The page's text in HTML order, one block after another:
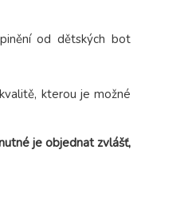
od dětských bot
kterou je možné
je objednat zvlášť,